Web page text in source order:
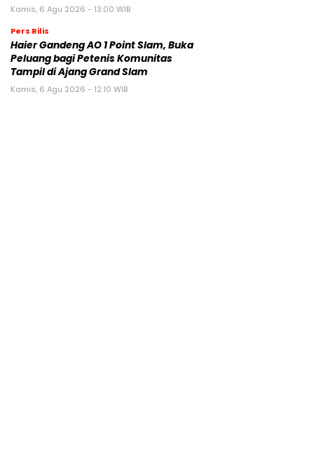
Kamis, 6 Agu 2026 - 13:00 WIB
Pers Rilis
Haier Gandeng AO 1 Point Slam, Buka
Peluang bagi Petenis Komunitas
Tampil di Ajang Grand Slam
Kamis, 6 Agu 2026 - 12:10 WIB